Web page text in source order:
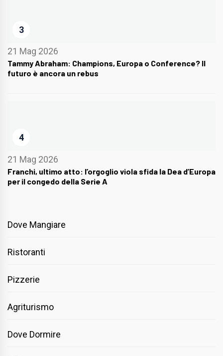
3
21 Mag 2026
Tammy Abraham: Champions, Europa o Conference? Il
futuro è ancora un rebus
4
21 Mag 2026
Franchi, ultimo atto: l’orgoglio viola sfida la Dea d’Europa
per il congedo della Serie A
Dove Mangiare
Ristoranti
Pizzerie
Agriturismo
Dove Dormire